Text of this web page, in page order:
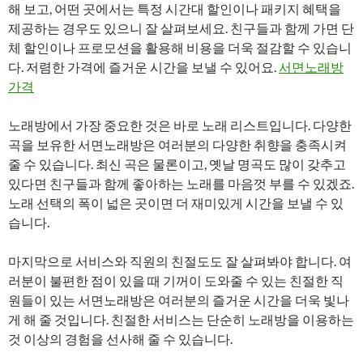
해 보고, 어떤 곳에서는 특정 시간대 할인이나 패키지 혜택을
제공하는 경우도 있으니 잘 살펴보세요. 친구들과 함께 가면 단
체 할인이나 프로모션을 활용해 비용을 더욱 절감할 수 있습니
다. 저렴한 가격에 즐거운 시간을 보낼 수 있어요.서면노래방
가격
노래방에서 가장 중요한 것은 바로 노래 리스트입니다. 다양한
곡을 보유한 서면노래방은 여러분의 다양한 취향을 충족시켜
줄 수 있습니다. 최신 곡은 물론이고, 옛날 명곡도 많이 갖추고
있다면 친구들과 함께 좋아하는 노래를 마음껏 부를 수 있겠죠.
노래 선택의 폭이 넓은 곳이면 더 재미있게 시간을 보낼 수 있
습니다.
마지막으로 서비스와 직원의 친절도도 잘 살펴봐야 합니다. 여
러분이 불편한 점이 있을 때 기꺼이 도와줄 수 있는 친절한 직
원들이 있는 서면노래방은 여러분의 즐거운 시간을 더욱 빛나
게 해 줄 것입니다. 친절한 서비스는 단순히 노래방을 이용하는
것 이상의 경험을 선사해 줄 수 있습니다.